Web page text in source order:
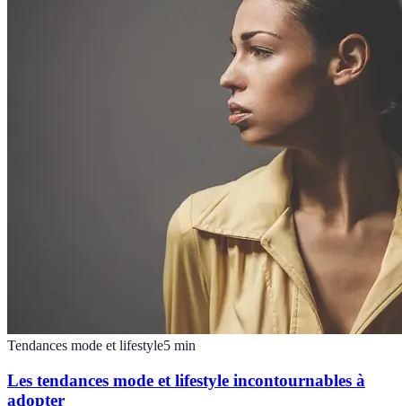
Tendances mode et lifestyle5 min
Les tendances mode et lifestyle incontournables à
adopter